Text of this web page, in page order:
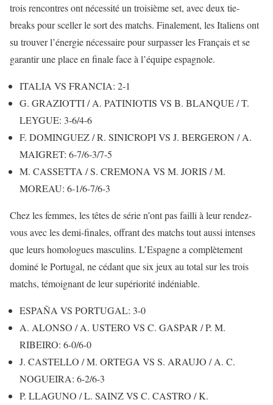
trois rencontres ont nécessité un troisième set, avec deux tie-
breaks pour sceller le sort des matchs. Finalement, les Italiens ont
su trouver l’énergie nécessaire pour surpasser les Français et se
garantir une place en finale face à l’équipe espagnole.
ITALIA VS FRANCIA: 2-1
G. GRAZIOTTI / A. PATINIOTIS VS B. BLANQUE / T.
LEYGUE: 3-6/4-6
F. DOMINGUEZ / R. SINICROPI VS J. BERGERON / A.
MAIGRET: 6-7/6-3/7-5
M. CASSETTA / S. CREMONA VS M. JORIS / M.
MOREAU: 6-1/6-7/6-3
Chez les femmes, les têtes de série n’ont pas failli à leur rendez-
vous avec les demi-finales, offrant des matchs tout aussi intenses
que leurs homologues masculins. L’Espagne a complètement
dominé le Portugal, ne cédant que six jeux au total sur les trois
matchs, témoignant de leur supériorité indéniable.
ESPAÑA VS PORTUGAL: 3-0
A. ALONSO / A. USTERO VS C. GASPAR / P. M.
RIBEIRO: 6-0/6-0
J. CASTELLO / M. ORTEGA VS S. ARAUJO / A. C.
NOGUEIRA: 6-2/6-3
P. LLAGUNO / L. SAINZ VS C. CASTRO / K.